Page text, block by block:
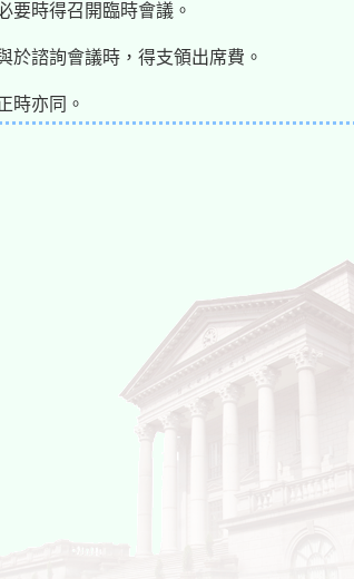
要時得召開臨時會議。
於諮詢會議時，得支領出席費。
時亦同。